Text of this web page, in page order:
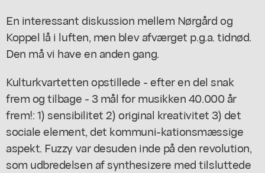
En interessant diskussion mellem Nørgård og
Koppel lå i luften, men blev afværget p.g.a. tidnød.
Den må vi have en anden gang.
Kulturkvartetten opstillede - efter en del snak
frem og tilbage - 3 mål for musikken 40.000 år
frem!: 1) sensibilitet 2) original kreativitet 3) det
sociale element, det kommuni-kationsmæssige
aspekt. Fuzzy var desuden inde på den revolution,
som udbredelsen af synthesizere med tilsluttede